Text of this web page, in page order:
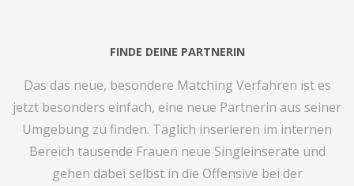
FINDE DEINE PARTNERIN
Das das neue, besondere Matching Verfahren ist es
jetzt besonders einfach, eine neue Partnerin aus seiner
Umgebung zu finden. Täglich inserieren im internen
Bereich tausende Frauen neue Singleinserate und
gehen dabei selbst in die Offensive bei der